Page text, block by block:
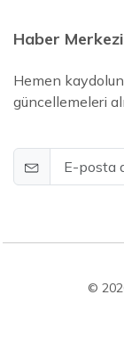
Haber Merkezi
Hemen
güncellemeleri
©